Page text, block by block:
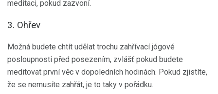
meditaci, pokud zazvoní.
3. Ohřev
Možná budete chtít udělat trochu zahřívací jógové
posloupnosti před posezením, zvlášť pokud budete
meditovat první věc v dopoledních hodinách. Pokud zjistíte,
že se nemusíte zahřát, je to taky v pořádku.